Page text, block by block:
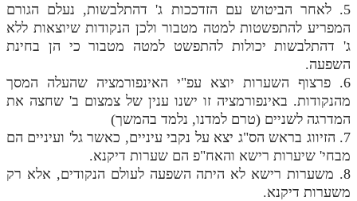
5. לאחר הביטוש עם הזדככות ג' דהתלבשות, נעלם הגורם
המפריע להתפשטות למטה מטבור ולכן הנקודות שיוצאות ללא
ג' דהתלבשות יכולות להתפשט למטה מטבור כי הן בחינת
השפעה.
6. פרצוף השערות יוצא עפ"י האינפורמציה שהעלה המסך
מהנקודות. באינפורמציה זו ישנו ענין של צמצום ב' שחצה את
המדרגה לשניים (טרם למדנו, נלמד בהמשך)
7. הזיווג בראש הס"ג יצא על נקבי עיניים, כאשר גל' ועיניים הם
מבחי' שיערות רישא והאח"פ הם שערות דיקנא.
8. משערות רישא לא היתה השפעה לעולם הנקודים, אלא רק
משערות דיקנא.